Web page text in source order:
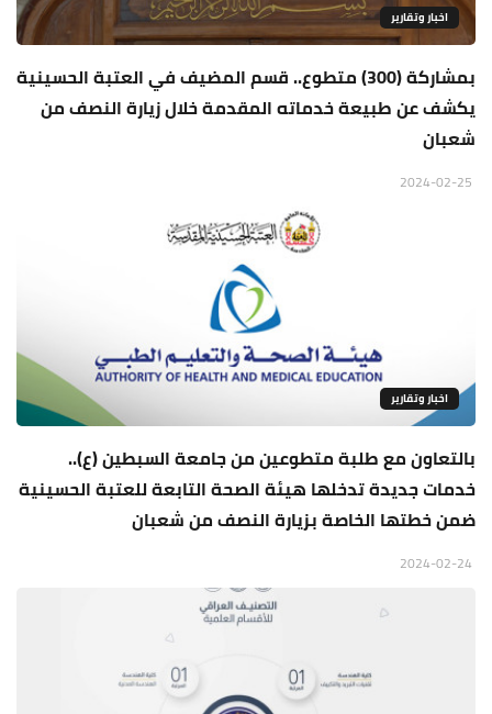
اخبار وتقارير
بمشاركة (300) متطوع.. قسم المضيف في العتبة الحسينية
يكشف عن طبيعة خدماته المقدمة خلال زيارة النصف من
شعبان
اخبار وتقارير
بالتعاون مع طلبة متطوعين من جامعة السبطين (ع)..
خدمات جديدة تدخلها هيئة الصحة التابعة للعتبة الحسينية
ضمن خطتها الخاصة بزيارة النصف من شعبان